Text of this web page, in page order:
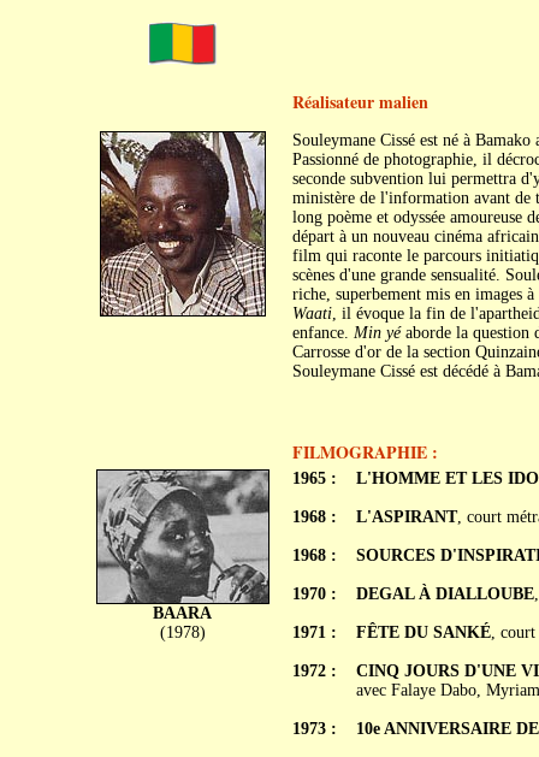
Réalisateur malien
Souleymane Cissé est né à
Passionné de photographie, il
seconde subvention lui permettra
ministère de l'information avant de
long poème et odyssée amoureuse
départ à un nouveau cinéma
film qui raconte le parcours
scènes d'une grande sensualité.
riche, superbement mis en images
Waati, il évoque la fin de
enfance. Min yéaborde la question
Carrosse d'or de la section
Souleymane Cissé est décédé à
FILMOGRAPHIE :
BAARA
(1978)
1965 :
1968 :
1968 :
1970 :
1971 :
1972 :
1973 :
L'HOMME ET LES
L'ASPIRANT, court
SOURCES
DEGAL À DIALLOUBE
FÊTE DU SANKÉ, court
CINQ JOURS D'UNE
avec Falaye Dabo,
10e ANNIVERSAIRE